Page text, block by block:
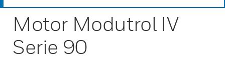
Motor Modutrol IV
Serie 90